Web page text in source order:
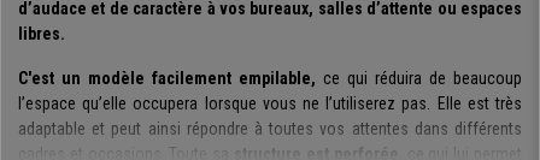
d’audace et de caractère à vos bureaux, salles d’attente ou espaces
libres.
C'est un modèle facilement empilable, ce qui réduira de beaucoup
l’espace qu’elle occupera lorsque vous ne l’utiliserez pas. Elle est très
adaptable et peut ainsi répondre à toutes vos attentes dans différents
cadres et occasions. Toute sa
structure est perforée
, ce qui lui permet